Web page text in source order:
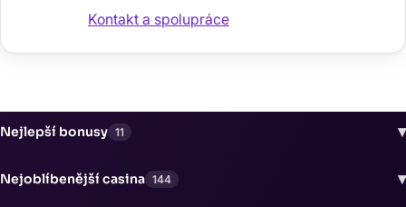
Kontakt a spolupráce
Nejlepší bonusy 11 ▾
Nejoblíbenější casina 144 ▾